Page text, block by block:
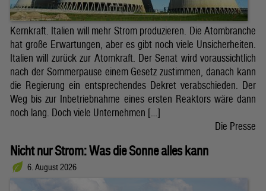
Kernkraft. Italien will mehr Strom produzieren. Die Atombranche
hat große Erwartungen, aber es gibt noch viele Unsicherheiten.
Italien will zurück zur Atomkraft. Der Senat wird voraussichtlich
nach der Sommerpause einem Gesetz zustimmen, danach kann
die Regierung ein entsprechendes Dekret verabschieden. Der
Weg bis zur Inbetriebnahme eines ersten Reaktors wäre dann
noch lang. Doch viele Unternehmen […]
Die Presse
Nicht nur Strom: Was die Sonne alles kann
6. August 2026